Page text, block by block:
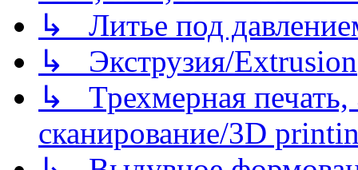
↳ Литье под
↳ Экструзия/Extrusion
↳ Трехмерная
сканирование/3D